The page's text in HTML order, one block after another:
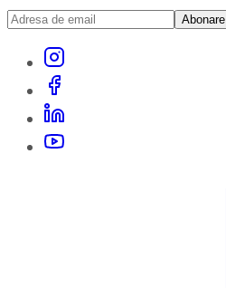
Abonare